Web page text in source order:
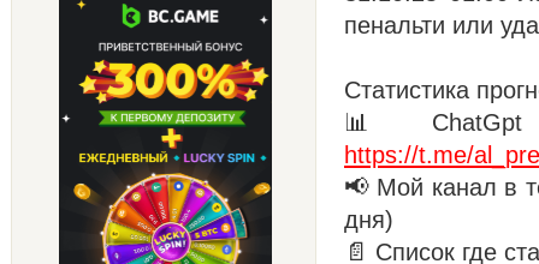
пенальти или
Статистика
📊 ChatGpt
https://t.me/
📢 Мой канал в
дня)
📄 Список где